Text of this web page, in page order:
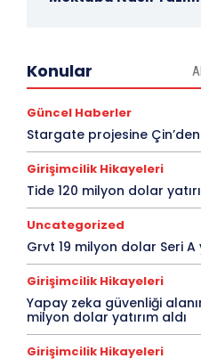
Konular
Güncel Haberler
Stargate projesine
Girişimcilik Hikayeleri
Tide 120 milyon dolar
Uncategorized
Grvt 19 milyon dolar Seri A
Girişimcilik Hikayeleri
Yapay zeka güvenliği
milyon dolar yatırım aldı
Girişimcilik Hikayeleri